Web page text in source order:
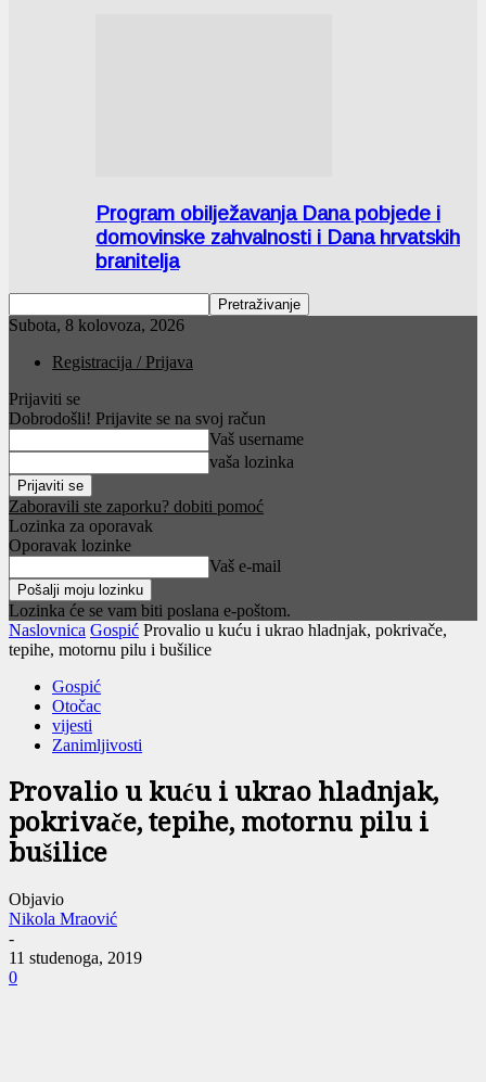
Program obilježavanja Dana pobjede i
domovinske zahvalnosti i Dana hrvatskih
branitelja
Subota, 8 kolovoza, 2026
Registracija / Prijava
Prijaviti se
Dobrodošli! Prijavite se na svoj račun
Vaš username
vaša lozinka
Zaboravili ste zaporku? dobiti pomoć
Lozinka za oporavak
Oporavak lozinke
Vaš e-mail
Lozinka će se vam biti poslana e-poštom.
Naslovnica Gospić Provalio u kuću i ukrao hladnjak, pokrivače,
tepihe, motornu pilu i bušilice
Gospić
Otočac
vijesti
Zanimljivosti
Provalio u kuću i ukrao hladnjak,
pokrivače, tepihe, motornu pilu i
bušilice
Objavio
Nikola Mraović
-
11 studenoga, 2019
0